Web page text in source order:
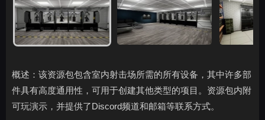
概述：该资源包包含室内射击场所需的所有设备，其中许多部
件具有高度通用性，可用于创建其他类型的项目。资源包内附
可玩演示，并提供了Discord频道和邮箱等联系方式。